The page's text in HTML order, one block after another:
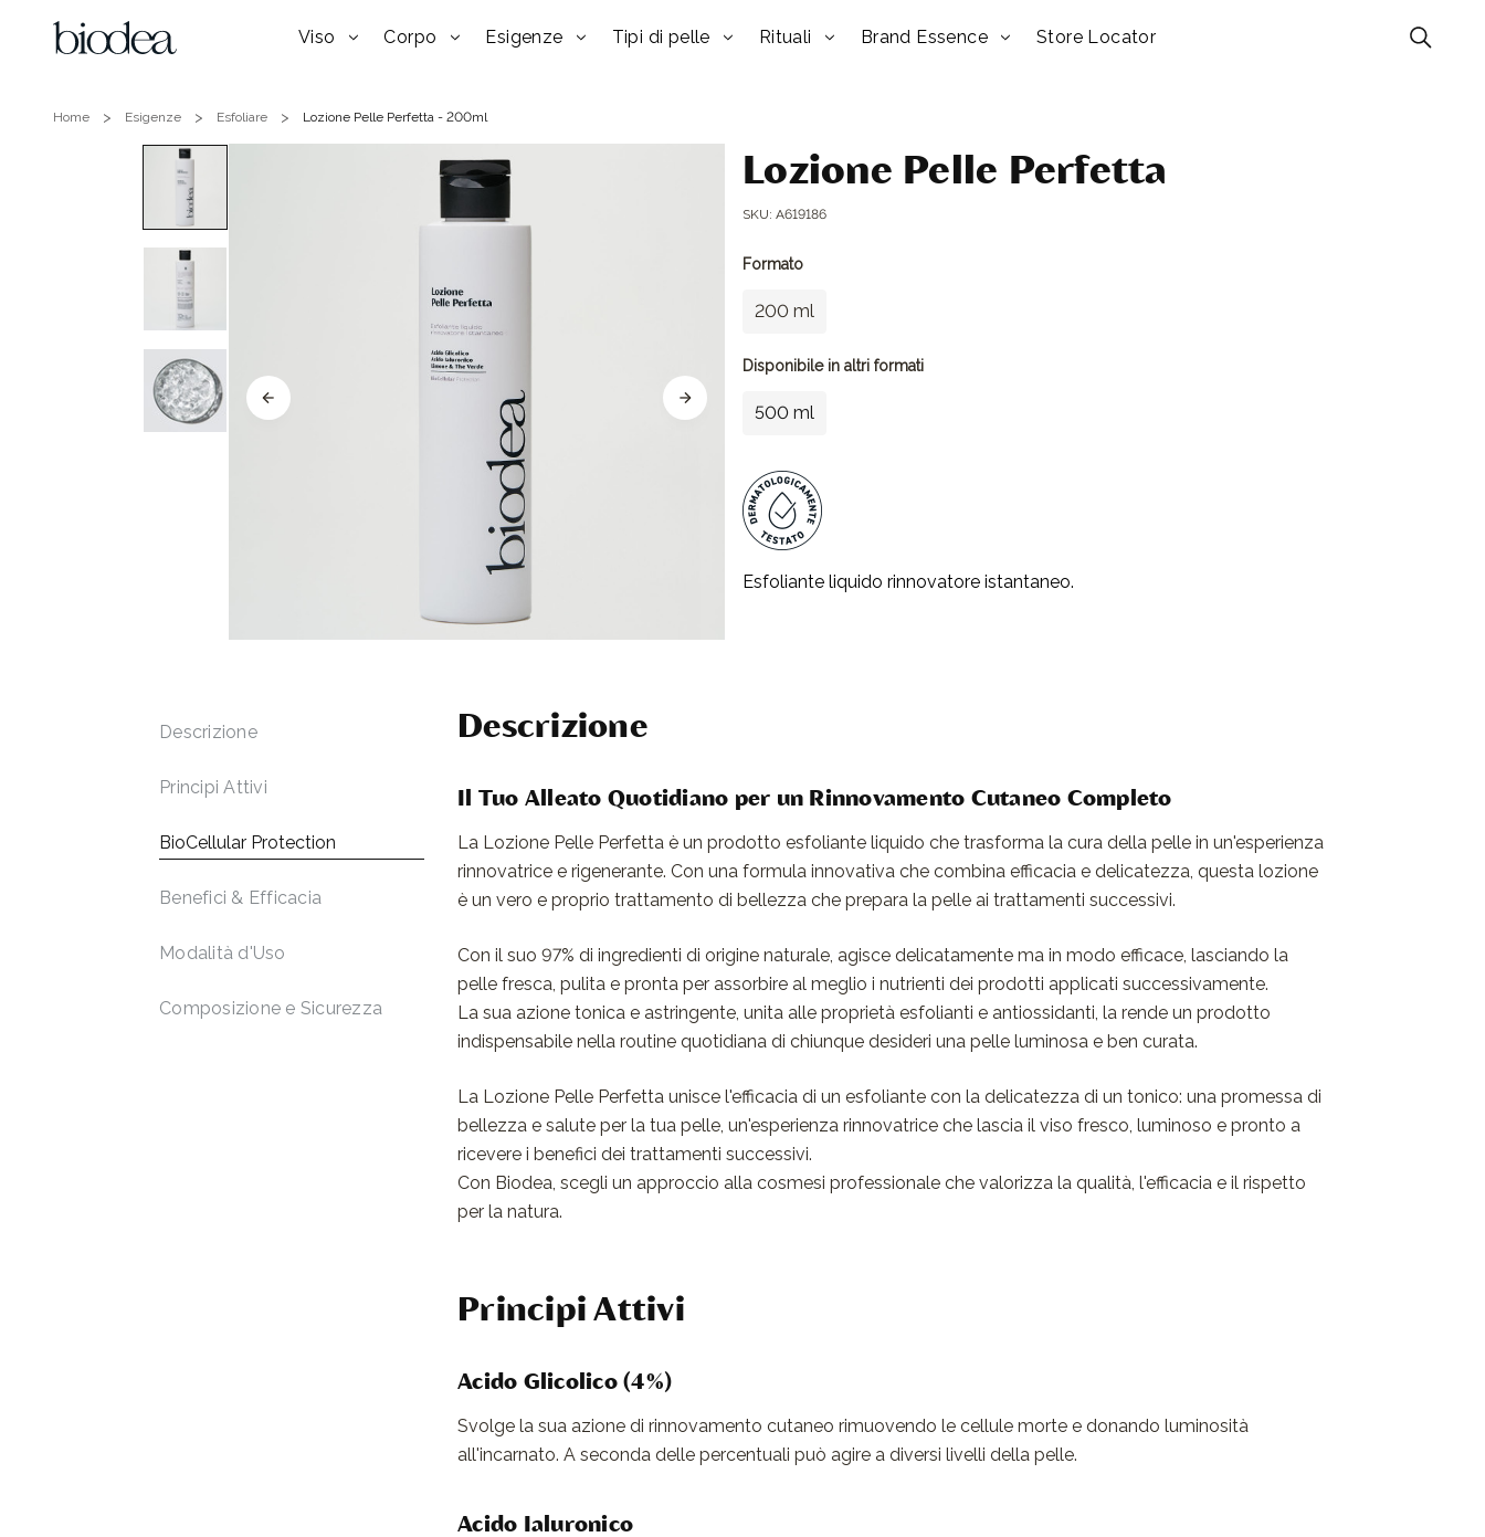
Viso Corpo Esigenze Tipi di pelle Rituali Brand Essence Store Locator
Home Esigenze Esfoliare Lozione Pelle Perfetta - 200ml
Lozione Pelle Perfetta
SKU: A619186
Esfoliante liquido rinnovatore istantaneo.
Formato
200 ml
Disponibile in altri formati
500 ml
Descrizione
Principi Attivi
BioCellular Protection
Benefici & Efficacia
Modalità d'Uso
Composizione e Sicurezza
Descrizione
Il Tuo Alleato Quotidiano per un Rinnovamento Cutaneo Completo
La Lozione Pelle Perfetta è un prodotto esfoliante liquido che trasforma la cura della pelle in un'esperienza
rinnovatrice e rigenerante. Con una formula innovativa che combina efficacia e delicatezza, questa lozione
è un vero e proprio trattamento di bellezza che prepara la pelle ai trattamenti successivi.
Con il suo 97% di ingredienti di origine naturale, agisce delicatamente ma in modo efficace, lasciando la
pelle fresca, pulita e pronta per assorbire al meglio i nutrienti dei prodotti applicati successivamente.
La sua azione tonica e astringente, unita alle proprietà esfolianti e antiossidanti, la rende un prodotto
indispensabile nella routine quotidiana di chiunque desideri una pelle luminosa e ben curata.
La Lozione Pelle Perfetta unisce l'efficacia di un esfoliante con la delicatezza di un tonico: una promessa di
bellezza e salute per la tua pelle, un'esperienza rinnovatrice che lascia il viso fresco, luminoso e pronto a
ricevere i benefici dei trattamenti successivi.
Con Biodea, scegli un approccio alla cosmesi professionale che valorizza la qualità, l'efficacia e il rispetto
per la natura.
Principi Attivi
Acido Glicolico (4%)
Svolge la sua azione di rinnovamento cutaneo rimuovendo le cellule morte e donando luminosità
all'incarnato. A seconda delle percentuali può agire a diversi livelli della pelle.
Acido Ialuronico